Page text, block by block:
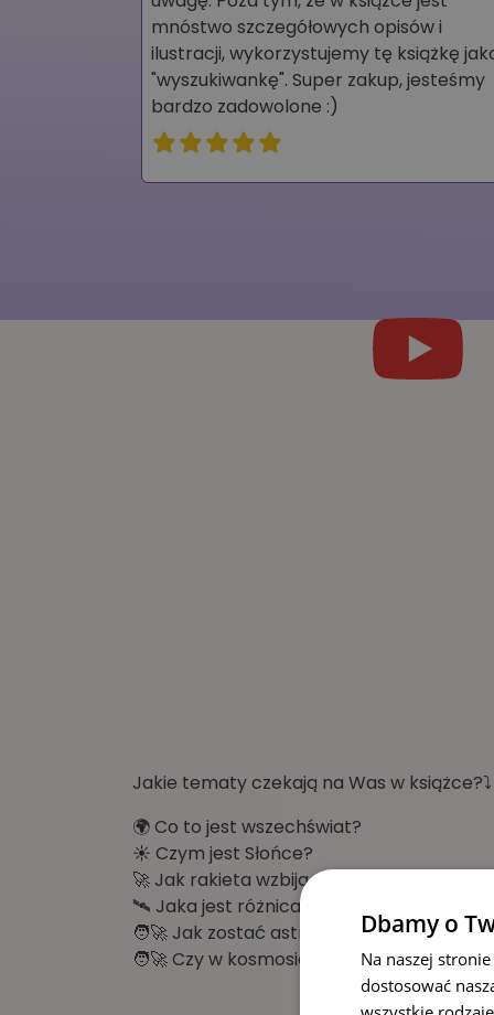
mnóstwo szczegółowych opisów i
ilustracji, wykorzystujemy tę książkę
"wyszukiwankę". Super zakup, jesteśmy
bardzo zadowolone :)
Jakie tematy czekają na Was w książce?⤵️
🌍 Co to jest wszechświat?
☀️ Czym jest Słońce?
🚀 Jak rakieta wzbija się w powietrze?
🛰 Jaka jest różnica między promem a
🧑‍🚀 Jak zostać astronautą?
🧑‍🚀 Czy w kosmosie muszą się myć?
Dbamy o
Na naszej
dostosować